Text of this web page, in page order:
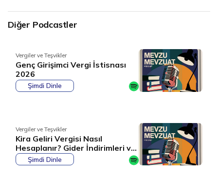
Diğer Podcastler
Vergiler ve Teşvikler
Genç Girişimci Vergi İstisnası
2026
Şimdi Dinle
Vergiler ve Teşvikler
Kira Geliri Vergisi Nasıl
Hesaplanır? Gider İndirimleri ve
Beyan Rehberi
Şimdi Dinle